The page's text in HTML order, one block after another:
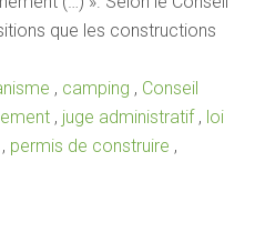
que les constructions
, camping , Conseil
, juge administratif, loi
, permis de construire ,